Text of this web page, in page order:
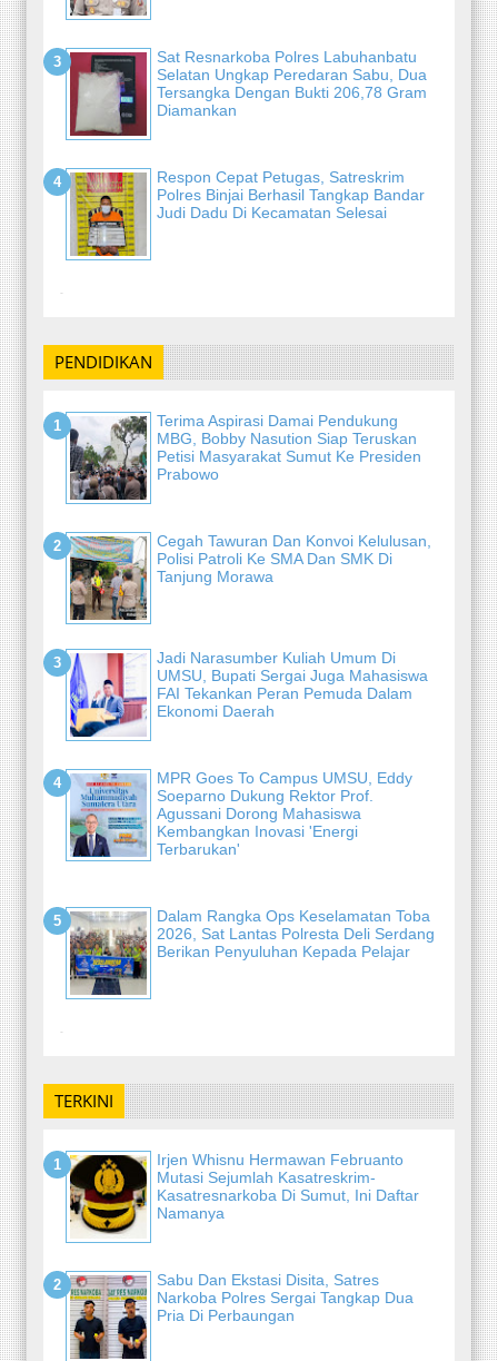
Sat Resnarkoba Polres Labuhanbatu
Selatan Ungkap Peredaran Sabu, Dua
Tersangka Dengan Bukti 206,78 Gram
Diamankan
Respon Cepat Petugas, Satreskrim
Polres Binjai Berhasil Tangkap Bandar
Judi Dadu Di Kecamatan Selesai
-
PENDIDIKAN
Terima Aspirasi Damai Pendukung
MBG, Bobby Nasution Siap Teruskan
Petisi Masyarakat Sumut Ke Presiden
Prabowo
Cegah Tawuran Dan Konvoi Kelulusan,
Polisi Patroli Ke SMA Dan SMK Di
Tanjung Morawa
Jadi Narasumber Kuliah Umum Di
UMSU, Bupati Sergai Juga Mahasiswa
FAI Tekankan Peran Pemuda Dalam
Ekonomi Daerah
MPR Goes To Campus UMSU, Eddy
Soeparno Dukung Rektor Prof.
Agussani Dorong Mahasiswa
Kembangkan Inovasi 'Energi
Terbarukan'
Dalam Rangka Ops Keselamatan Toba
2026, Sat Lantas Polresta Deli Serdang
Berikan Penyuluhan Kepada Pelajar
-
TERKINI
Irjen Whisnu Hermawan Februanto
Mutasi Sejumlah Kasatreskrim-
Kasatresnarkoba Di Sumut, Ini Daftar
Namanya
Sabu Dan Ekstasi Disita, Satres
Narkoba Polres Sergai Tangkap Dua
Pria Di Perbaungan